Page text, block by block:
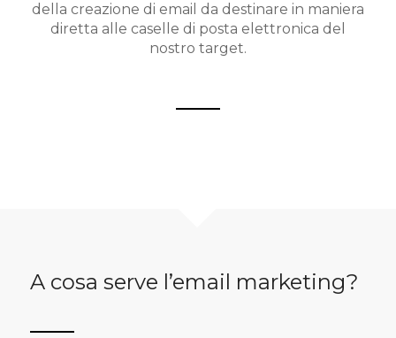
della creazione di email da destinare in maniera
diretta alle caselle di posta elettronica del
nostro target.
A cosa serve l’email marketing?